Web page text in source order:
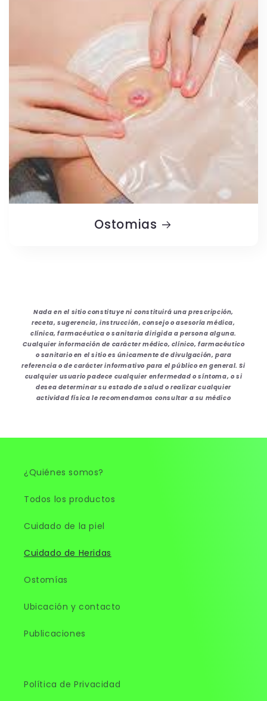
Ostomias
Nada en el sitio constituye ni constituirá una prescripción,
receta, sugerencia, instrucción, consejo o asesoría médica,
clínica, farmacéutica o sanitaria dirigida a persona alguna.
Cualquier información de carácter médico, clínico, farmacéutico
o sanitario en el sitio es únicamente de divulgación, para
referencia o de carácter informativo para el público en general. Si
cualquier usuario padece cualquier enfermedad o síntoma, o si
desea determinar su estado de salud o realizar cualquier
actividad física le recomendamos consultar a su médico
¿Quiénes somos?
Todos los productos
Cuidado de la piel
Cuidado de Heridas
Ostomías
Ubicación y contacto
Publicaciones
Política de Privacidad